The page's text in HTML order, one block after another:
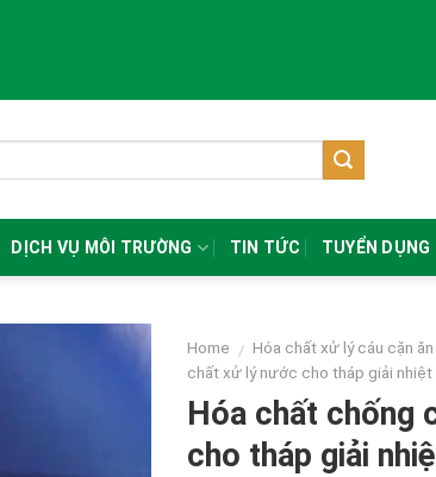
DỊCH VỤ MÔI TRƯỜNG TIN TỨC TUYỂN DỤNG
Home / Hóa chất xử lý cáu cặn
chất xử lý nước cho tháp giải
Hóa chất chống
cho tháp giải